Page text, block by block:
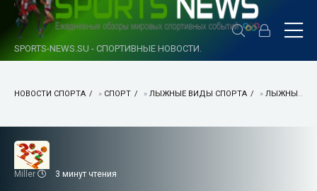
SPORTS-NEWS.SU - СПОРТИВНЫЕ НОВОСТИ.
НОВОСТИ СПОРТА » СПОРТ » ЛЫЖНЫЕ ВИДЫ СПОРТА » ЛЫЖНЫЕ ГОНКИ
Miller 3 минут чтения